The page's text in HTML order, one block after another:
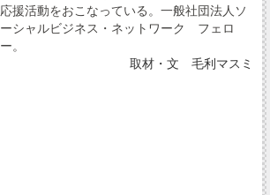
応援活動をおこなっている。一般社団法人ソ
ーシャルビジネス・ネットワーク フェロ
ー。
取材・文 毛利マスミ